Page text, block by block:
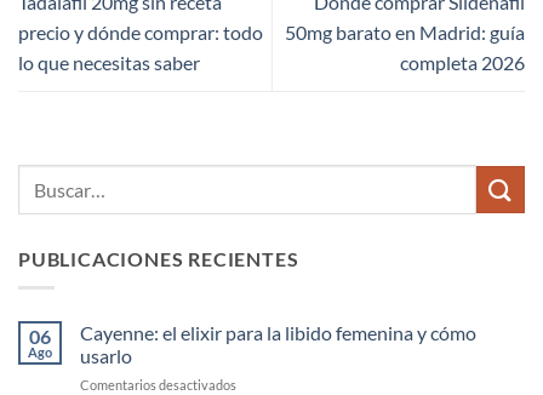
precio y dónde comprar: todo
lo que necesitas saber
50mg barato en Madrid: guía
completa 2026
PUBLICACIONES RECIENTES
06
Ago
Cayenne: el elixir para la libido femenina y cómo
usarlo
Comentarios desactivados